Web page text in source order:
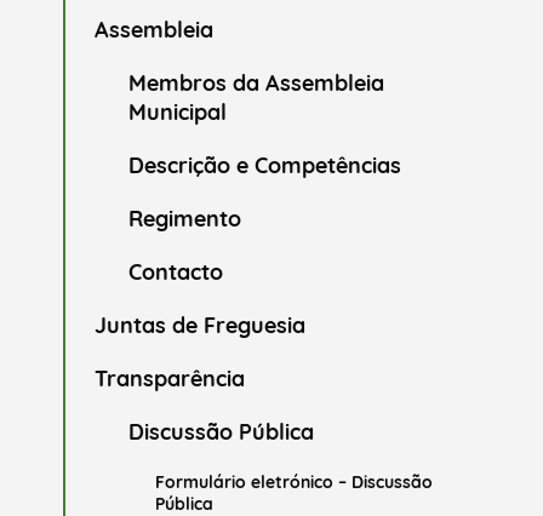
Assembleia
Membros da Assembleia
Municipal
Descrição e Competências
Regimento
Contacto
Juntas de Freguesia
Transparência
Discussão Pública
Formulário eletrónico – Discussão
Pública